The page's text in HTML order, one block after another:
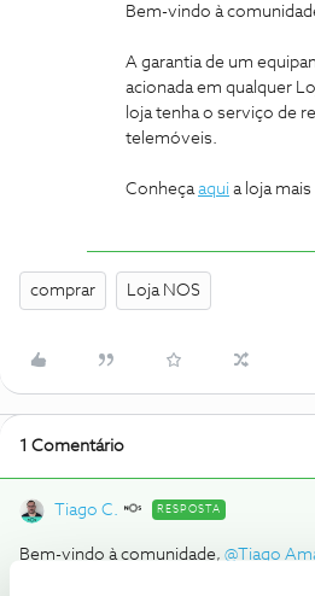
Bem-vindo à
A garantia de um
acionada em qualquer
loja tenha o serviço de
telemóveis.
Conheçaaqui a loja
comprar Loja NOS
1 Comentário
Tiago C. RESPOSTA
Bem-vindo à comunidade, @Tiago